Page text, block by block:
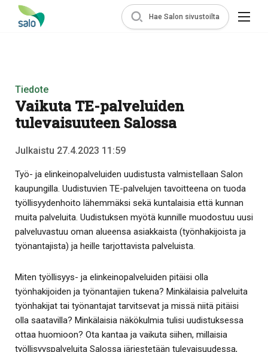
Hae Salon sivustoilta
Tiedote
Vaikuta TE-palveluiden
tulevaisuuteen Salossa
Julkaistu 27.4.2023 11:59
Työ- ja elinkeinopalveluiden uudistusta valmistellaan Salon
kaupungilla. Uudistuvien TE-palvelujen tavoitteena on tuoda
työllisyydenhoito lähemmäksi sekä kuntalaisia että kunnan
muita palveluita. Uudistuksen myötä kunnille muodostuu uusi
palveluvastuu oman alueensa asiakkaista (työnhakijoista ja
työnantajista) ja heille tarjottavista palveluista.
Miten työllisyys- ja elinkeinopalveluiden pitäisi olla
työnhakijoiden ja työnantajien tukena? Minkälaisia palveluita
työnhakijat tai työnantajat tarvitsevat ja missä niitä pitäisi
olla saatavilla? Minkälaisia näkökulmia tulisi uudistuksessa
ottaa huomioon? Ota kantaa ja vaikuta siihen, millaisia
työllisyyspalveluita Salossa järjestetään tulevaisuudessa,